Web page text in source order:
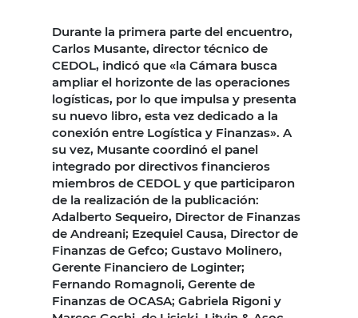
Durante la primera parte del encuentro,
Carlos Musante, director técnico de
CEDOL, indicó que «la Cámara busca
ampliar el horizonte de las operaciones
logísticas, por lo que impulsa y presenta
su nuevo libro, esta vez dedicado a la
conexión entre Logística y Finanzas». A
su vez, Musante coordinó el panel
integrado por directivos financieros
miembros de CEDOL y que participaron
de la realización de la publicación:
Adalberto Sequeiro, Director de Finanzas
de Andreani; Ezequiel Causa, Director de
Finanzas de Gefco; Gustavo Molinero,
Gerente Financiero de Loginter;
Fernando Romagnoli, Gerente de
Finanzas de OCASA; Gabriela Rigoni y